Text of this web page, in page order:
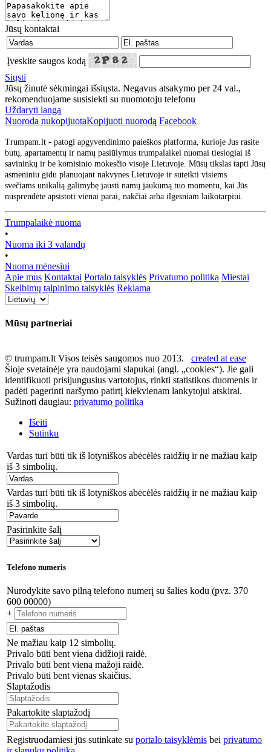
Jūsų kontaktai
Įveskite saugos kodą
Siųsti
Jūsų žinutė sėkmingai išsiųsta. Negavus atsakymo per 24 val.,
rekomenduojame susisiekti su nuomotoju telefonu
Uždaryti langą
Nuoroda nukopijuotaKopijuoti nuorodą Facebook
Trumpam.lt - patogi apgyvendinimo paieškos platforma, kurioje Jus rasite
butų, apartamentų ir namų pasiūlymus trumpalaikei nuomai tiesiogiai iš
savininkų ir be komisinio mokesčio visoje Lietuvoje. Mūsų tikslas tapti Jūsų
asmeniniu gidu planuojant nakvynes Lietuvoje ir suteikti visiems
svečiams unikalią galimybę jausti namų jaukumą tuo momentu, kai Jūs
nusprendėte apsistoti vienai parai, nakčiai arba ilgesniam laikotarpiui.
Trumpalaikė nuoma
•
Nuoma iki 3 valandų
•
Nuoma mėnesiui
Apie mus Kontaktai Portalo taisyklės Privatumo politika Miestai
Skelbimų talpinimo taisyklės Reklama
Mūsų partneriai
© trumpam.lt Visos teisės saugomos nuo 2013. created at ease
Šioje svetainėje yra naudojami slapukai (angl. „cookies“). Jie gali
identifikuoti prisijungusius vartotojus, rinkti statistikos duomenis ir
padėti pagerinti naršymo patirtį kiekvienam lankytojui atskirai.
Sužinoti daugiau: privatumo politika
Išeiti
Sutinku
Vardas turi būti tik iš lotyniškos abėcėlės raidžių ir ne mažiau kaip
iš 3 simbolių.
Vardas turi būti tik iš lotyniškos abėcėlės raidžių ir ne mažiau kaip
iš 3 simbolių.
Pasirinkite šalį
Telefono numeris
Nurodykite savo pilną telefono numerį su šalies kodu (pvz. 370
600 00000)
+
Ne mažiau kaip 12 simbolių.
Privalo būti bent viena didžioji raidė.
Privalo būti bent viena mažoji raidė.
Privalo būti bent vienas skaičius.
Slaptažodis
Pakartokite slaptažodį
Registruodamiesi jūs sutinkate su portalo taisyklėmis bei privatumo